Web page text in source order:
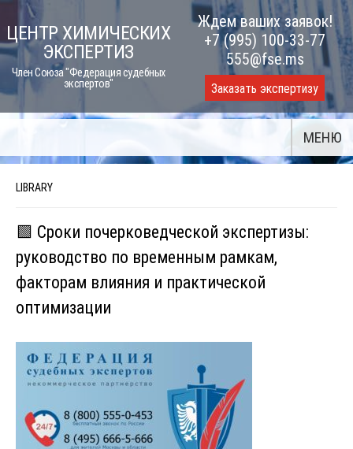
Skip
to
content
ЦЕНТР ХИМИЧЕСКИХ
ЭКСПЕРТИЗ
Член Союза "Федерация судебных
экспертов"
Ждем ваших заявок!
+7 (995) 100-33-77
555@fse.ms
Заказать экспертизу
МЕНЮ
LIBRARY
🟩 Сроки почерковедческой экспертизы:
руководство по временным рамкам,
факторам влияния и практической
оптимизации